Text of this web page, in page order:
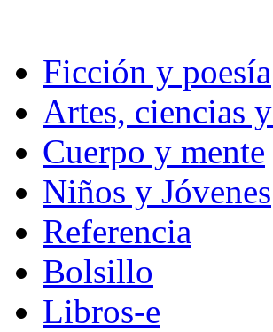
Ficción y poesía
Artes, ciencias
Cuerpo y mente
Niños y Jóvenes
Referencia
Bolsillo
Libros-e